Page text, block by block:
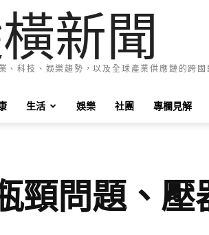
新聞
科技、娛樂趨勢，以及全球產業供應鏈的跨國
生活 娛樂 社團 專欄見解
頸問題、壓